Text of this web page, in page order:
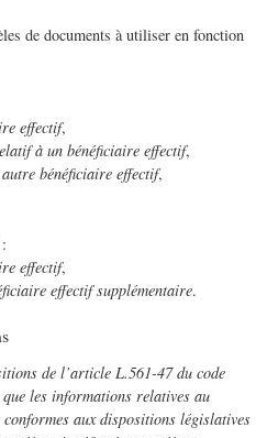
de documents à utiliser en fonction
effectif,
à un bénéficiaire effectif,
bénéficiaire effectif,
effectif,
effectif supplémentaire.
de l’article L.561-47 du code
les informations relatives au
aux dispositions législatives